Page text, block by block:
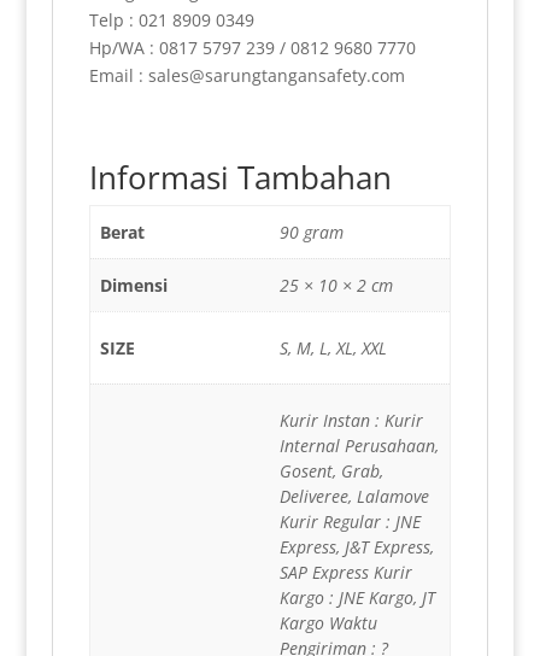
Telp : 021 8909 0349
Hp/WA : 0817 5797 239 / 0812 9680 7770
Email : sales@sarungtangansafety.com
Informasi Tambahan
Berat 90 gram
Dimensi 25 × 10 × 2 cm
SIZE S, M, L, XL, XXL
Kurir Instan : Kurir
Internal Perusahaan,
Gosent, Grab,
Deliveree, Lalamove
Kurir Regular : JNE
Express, J&T Express,
SAP Express Kurir
Kargo : JNE Kargo, JT
Kargo Waktu
Pengiriman : ?